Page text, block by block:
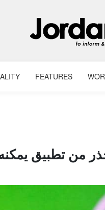
FEATURES
من تطبيق